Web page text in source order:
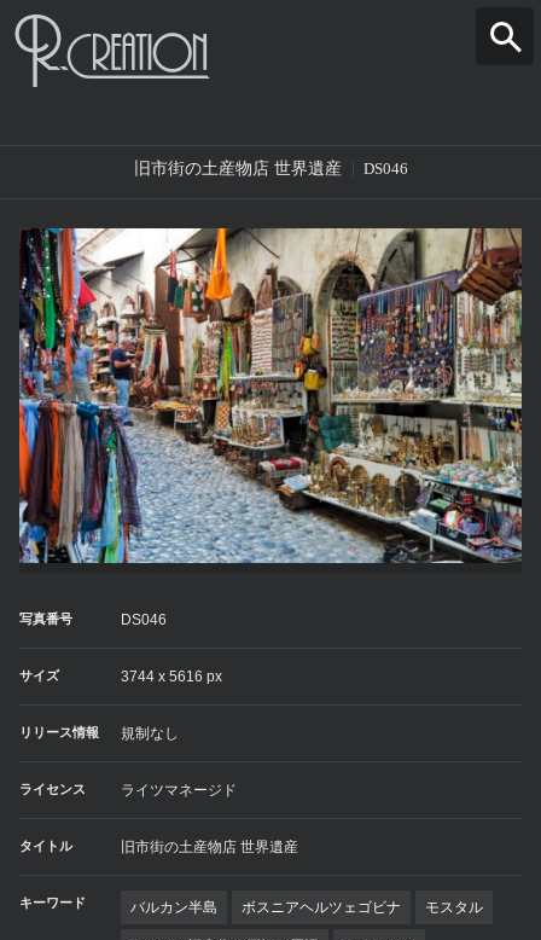
旧市街の土産物店 世界遺産 DS046
写真番号 DS046
サイズ 3744 x 5616 px
リリース情報 規制なし
ライセンス ライツマネージド
タイトル 旧市街の土産物店 世界遺産
キーワード バルカン半島 ボスニアヘルツェゴビナ モスタル